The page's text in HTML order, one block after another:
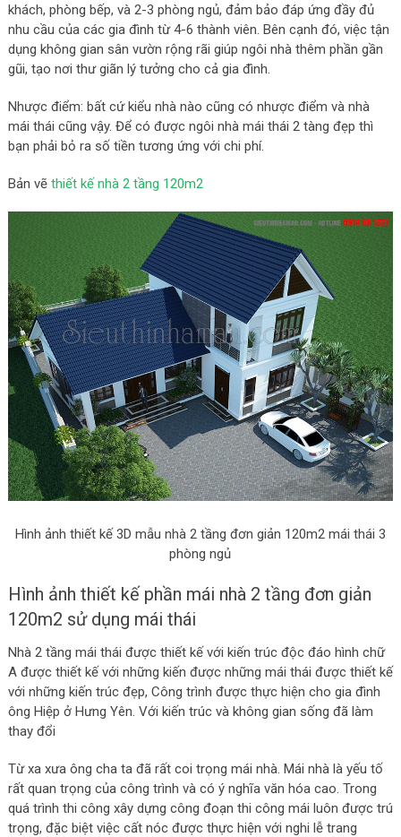
khách, phòng bếp, và 2-3 phòng ngủ, đảm bảo đáp ứng đầy đủ
nhu cầu của các gia đình từ 4-6 thành viên. Bên cạnh đó, việc tận
dụng không gian sân vườn rộng rãi giúp ngôi nhà thêm phần gần
gũi, tạo nơi thư giãn lý tưởng cho cả gia đình.
Nhược điểm: bất cứ kiểu nhà nào cũng có nhược điểm và nhà
mái thái cũng vậy. Để có được ngôi nhà mái thái 2 tàng đẹp thì
bạn phải bỏ ra số tiền tương ứng với chi phí.
Bản vẽ thiết kế nhà 2 tầng 120m2
Hình ảnh thiết kế 3D mẫu nhà 2 tầng đơn giản 120m2 mái thái 3
phòng ngủ
Hình ảnh thiết kế phần mái nhà 2 tầng đơn giản
120m2 sử dụng mái thái
Nhà 2 tầng mái thái được thiết kế với kiến trúc độc đáo hình chữ
A được thiết kế với những kiến được những mái thái được thiết kế
với những kiến trúc đẹp, Công trình được thực hiện cho gia đình
ông Hiệp ở Hưng Yên. Với kiến trúc và không gian sống đã làm
thay đổi
Từ xa xưa ông cha ta đã rất coi trọng mái nhà. Mái nhà là yếu tố
rất quan trọng của công trình và có ý nghĩa văn hóa cao. Trong
quá trình thi công xây dựng công đoạn thi công mái luôn được trú
trọng, đặc biệt việc cất nóc được thực hiện với nghi lễ trang